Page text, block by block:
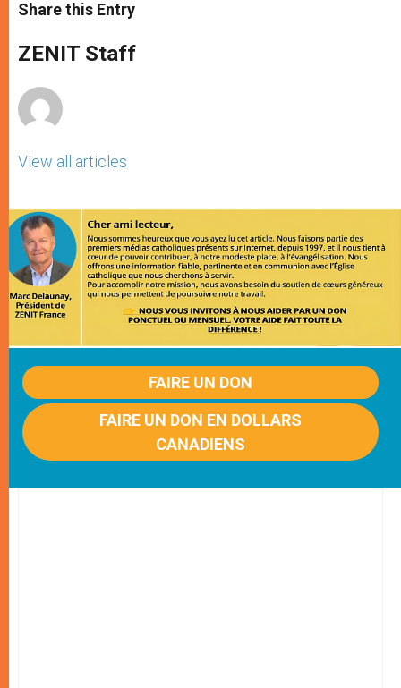
t
s
p
p
s
e
g
e
e
b
o
k
Share this Entry
ZENIT Staff
View all articles
FAIRE UN DON
FAIRE UN DON EN DOLLARS
CANADIENS